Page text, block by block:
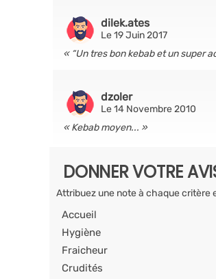
dilek.ates
Le 19 Juin 2017
“Un tres bon kebab et un super
dzoler
Le 14 Novembre 2010
Kebab moyen...
DONNER VOTRE
Attribuez une note à chaque critère
Accueil
Hygiène
Fraicheur
Crudités